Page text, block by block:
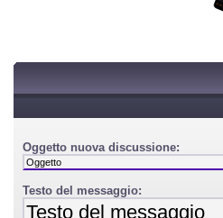
Oggetto nuova discussione:
Testo del messaggio: